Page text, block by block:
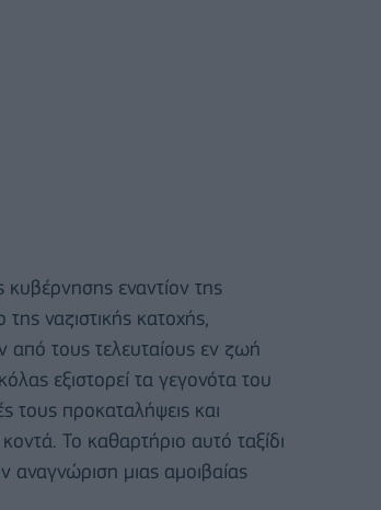
εναντίον της
ναζιστικής κατοχής,
από τους τελευταίους εν ζωή
εξιστορεί τα γεγονότα του
τους προκαταλήψεις και
Το καθαρτήριο αυτό ταξίδι
αναγνώριση μιας αμοιβαίας